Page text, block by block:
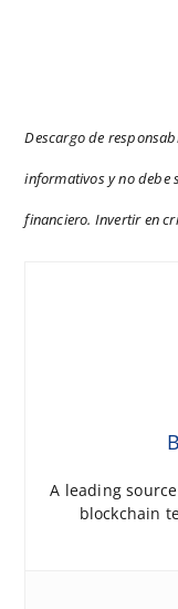
Descargo de
informativos y no debe
financiero. Invertir en
A leading
blockchain